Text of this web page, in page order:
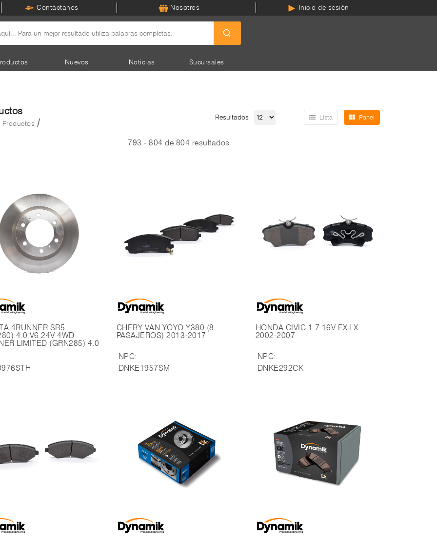
Contáctanos Nosotros Inicio de sesión
Nuevos Noticias Sucursales
Productos /
Resultados Lista Panel
793 - 804 de 804 resultados
SR5
4.0 V6 24V 4WD
LIMITED (GRN285) 4.0
4WD PRADO TX / TX-L
3.0 TD 16V 4WD
TX / TX-L (GRJ150) 4.0 V6
CHERY VAN YOYO Y380 (8
PASAJEROS) 2013-2017
NPC:
DNKE1957SM
HONDA CIVIC 1.7 16V EX-LX
2002-2007
NPC:
DNKE292CK